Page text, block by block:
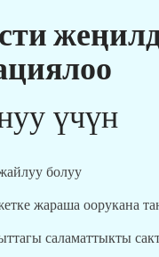
үчүн
болуу
жараша оорукана
саламаттыкты
кам
чечүү үчүн биздин
боюнча